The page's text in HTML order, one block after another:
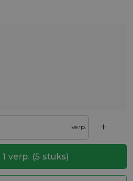
verp. +
1 verp. (5 stuks)